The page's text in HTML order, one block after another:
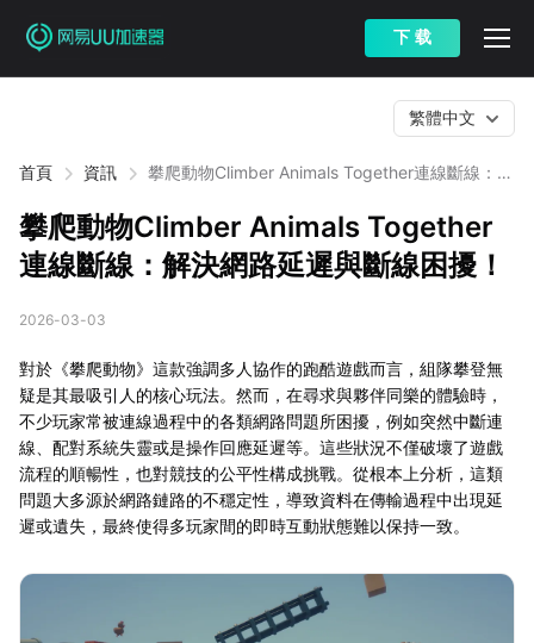
下 载
首頁 資訊
攀爬動物Climber Animals Together連線斷線：解
繁體中文
攀爬動物Climber Animals Together
連線斷線：解決網路延遲與斷線困擾！
2026-03-03
對於《攀爬動物》這款強調多人協作的跑酷遊戲而言，組隊攀登無
疑是其最吸引人的核心玩法。然而，在尋求與夥伴同樂的體驗時，
不少玩家常被連線過程中的各類網路問題所困擾，例如突然中斷連
線、配對系統失靈或是操作回應延遲等。這些狀況不僅破壞了遊戲
流程的順暢性，也對競技的公平性構成挑戰。從根本上分析，這類
問題大多源於網路鏈路的不穩定性，導致資料在傳輸過程中出現延
遲或遺失，最終使得多玩家間的即時互動狀態難以保持一致。